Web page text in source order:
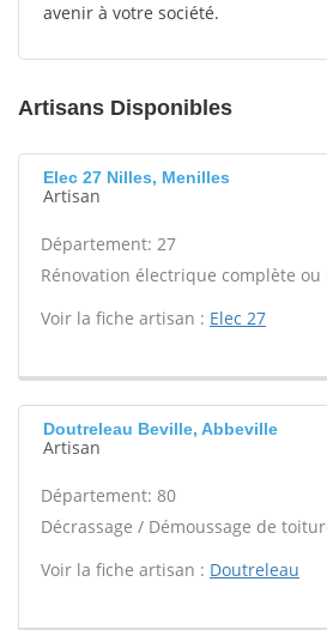
avenir à votre société.
Artisans Disponibles
Elec 27 Nilles, Menilles
Artisan
Département: 27
Rénovation électrique complète
Voir la fiche artisan : Elec 27
Doutreleau Beville, Abbeville
Artisan
Département: 80
Décrassage / Démoussage de
Voir la fiche artisan : Doutreleau